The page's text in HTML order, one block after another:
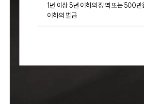
1년 이상 5년 이하의 징역 또는 500만
이하의 벌금